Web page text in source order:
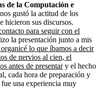
de la Computación e
gustó la actitud de los
hicieron sus discursos.
para seguir con el
la presentación junto a mis
lo que íbamos a decir
de nervios al cien, el
antes de presentary el hecho
cada hora de preparación y
una experiencia muy